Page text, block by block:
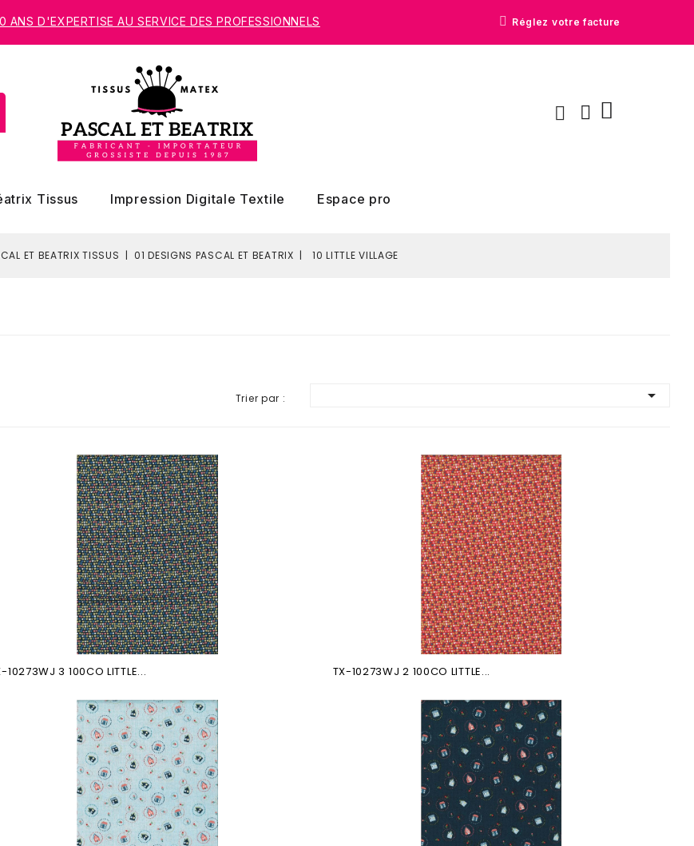
ANS D'EXPERTISE AU SERVICE DES PROFESSIONNELS Réglez votre facture
Tissus Impression Digitale Textile Espace pro
ET BEATRIX TISSUS 01 DESIGNS PASCAL ET BEATRIX 10 LITTLE VILLAGE
Trier par : 
10273WJ 3 100CO LITTLE... TX-10273WJ 2 100CO LITTLE...